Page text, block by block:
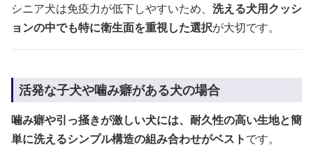
シニア犬は免疫力が低下しやすいため、 洗える犬用クッシ
ョンの中でも特に衛生面を重視した選択が大切です。
活発な子犬や噛み癖がある犬の場合
噛み癖や引っ掻きが激しい犬には、耐久性の高い生地と簡
単に洗えるシンプル構造の組み合わせがベストです。